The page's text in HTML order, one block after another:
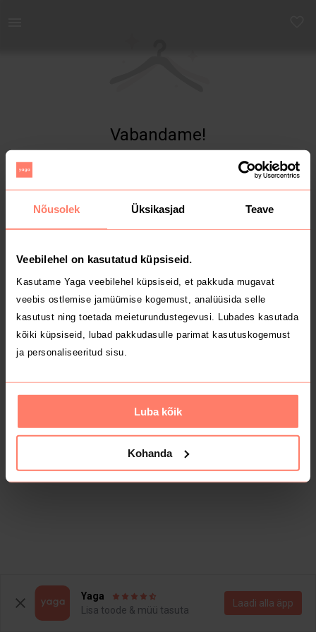
Nõusolek Üksikasjad Teave
Veebilehel on kasutatud küpsiseid.
Kasutame Yaga veebilehel küpsiseid, et pakkuda mugavat
veebis ostlemise jamüümise kogemust, analüüsida selle
kasutust ning toetada meieturundustegevusi. Lubades kasutada
kõiki küpsiseid, lubad pakkudasulle parimat kasutuskogemust
ja personaliseeritud sisu.
Luba kõik
Kohanda
Vabandame!
Yaga
Lisa toode & müü tasuta
Laadi alla äpp